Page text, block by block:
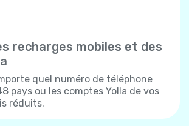
recharges mobiles et des
quel numéro de téléphone
pays ou les comptes Yolla de vos
réduits.